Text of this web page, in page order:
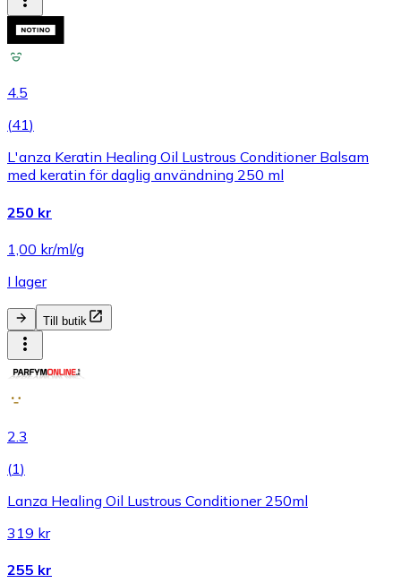
4.5
(41)
L'anza Keratin Healing Oil Lustrous Conditioner Balsam
med keratin för daglig användning 250 ml
250 kr
1,00 kr/ml/g
I lager
Till butik
2.3
(1)
Lanza Healing Oil Lustrous Conditioner 250ml
319 kr
255 kr